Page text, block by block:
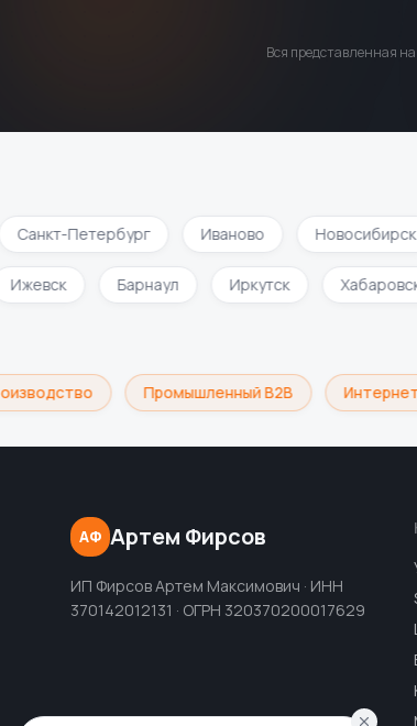
Вся представленная
Санкт-Петербург Иваново Новосибирск
Ижевск Барнаул Иркутск
Промышленный B2B Интернет-
АФ Артем Фирсов
ИП Фирсов Артем Максимович · ИНН
370142012131 · ОГРН 320370200017629